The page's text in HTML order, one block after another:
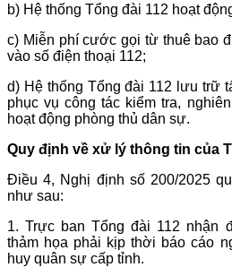
b) Hệ thống Tổng đài 112 hoạt
c) Miễn phí cước gọi từ thuê bao
vào số điện thoại 112;
d) Hệ thống Tổng đài 112 lưu trữ
phục vụ công tác kiểm tra,
hoạt động phòng thủ dân sự.
Quy định về xử lý thông tin của
Điều 4, Nghị định số 200/2025
như sau:
1. Trực ban Tổng đài 112 nhận
thảm họa phải kịp thời báo cáo
huy quân sự cấp tỉnh.